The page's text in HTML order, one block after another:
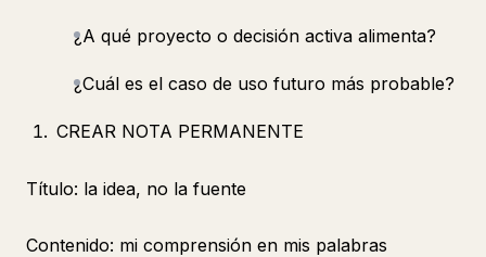
¿A qué proyecto o decisión activa alimenta?
¿Cuál es el caso de uso futuro más probable?
CREAR NOTA PERMANENTE
Título: la idea, no la fuente
Contenido: mi comprensión en mis palabras